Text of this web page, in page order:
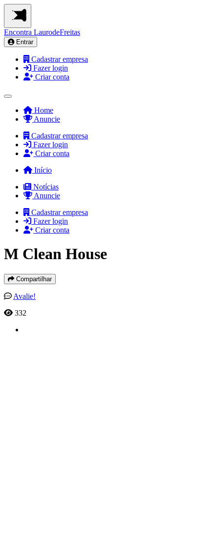
Encontra LaurodeFreitas
Entrar
Cadastrar empresa
Fazer login
Criar conta
Home
Anuncie
Cadastrar empresa
Fazer login
Criar conta
Início
Notícias
Anuncie
Cadastrar empresa
Fazer login
Criar conta
M Clean House
Compartilhar
Avalie!
332